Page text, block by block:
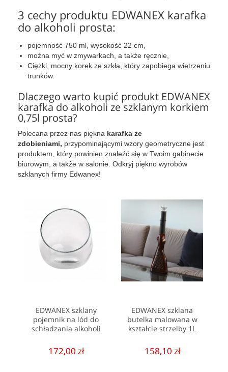
3 cechy produktu EDWANEX karafka
do alkoholi prosta:
pojemność 750 ml, wysokość 22 cm,
można myć w zmywarkach, a także ręcznie,
Ciężki, mocny korek ze szkła, który zapobiega wietrzeniu
trunków.
Dlaczego warto kupić produkt EDWANEX
karafka do alkoholi ze szklanym korkiem
0,75l prosta?
Polecana przez nas piękna karafka ze
zdobieniami, przypominającymi wzory geometryczne jest
produktem, który powinien znaleźć się w Twoim gabinecie
biurowym, a także w salonie. Odkryj piękno wyrobów
szklanych firmy Edwanex!
EDWANEX szklany
pojemnik na lód do
schładzania alkoholi
172,00 zł
EDWANEX szklana
butelka malowana w
kształcie strzelby 1L
158,10 zł